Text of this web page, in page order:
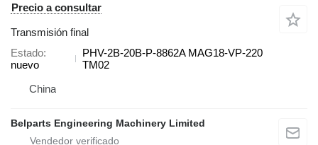
Precio a consultar
Transmisión final
Estado
nuevo
PHV-2B-20B-P-8862A MAG18-VP-220
TM02
China
Belparts Engineering Machinery Limited